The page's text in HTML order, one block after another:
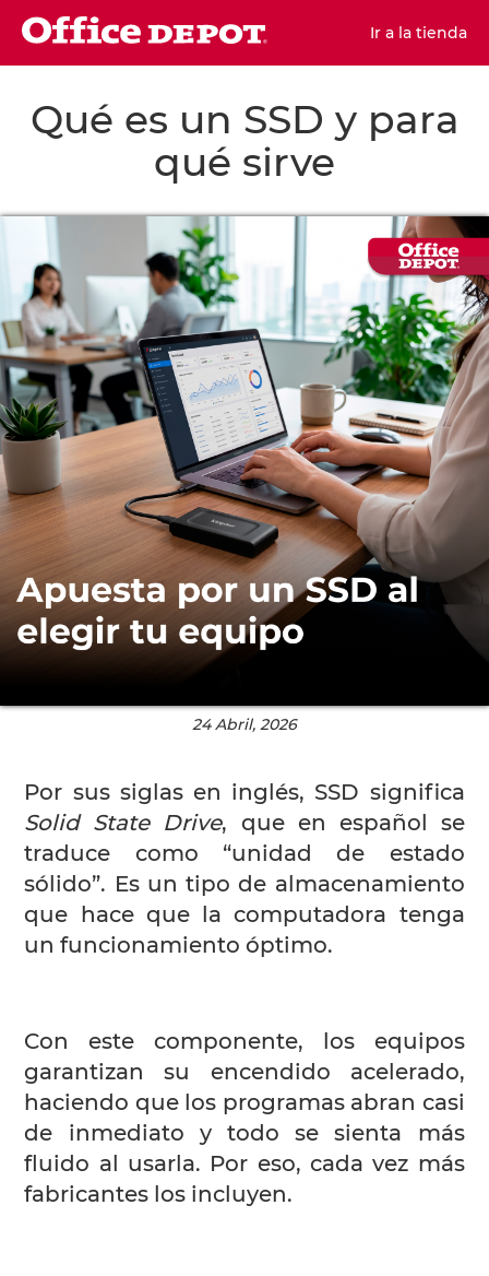
Ir a la tienda
Qué es un SSD y para
qué sirve
24 Abril, 2026
Por sus siglas en inglés, SSD significa
Solid State Drive, que en español se
traduce como “unidad de estado
sólido”. Es un tipo de almacenamiento
que hace que la computadora tenga
un funcionamiento óptimo.
Con este componente, los equipos
garantizan su encendido acelerado,
haciendo que los programas abran casi
de inmediato y todo se sienta más
fluido al usarla. Por eso, cada vez más
fabricantes los incluyen.